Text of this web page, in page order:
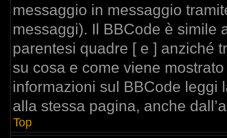
messaggio in messaggio
messaggi). Il BBCode è simile
parentesi quadre [ e ] anziché
su cosa e come viene
informazioni sul BBCode leggi
alla stessa pagina, anche
Top